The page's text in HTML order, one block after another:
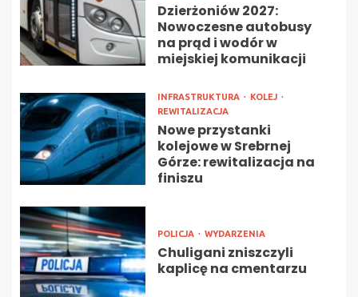
Dzierżoniów 2027:
Nowoczesne autobusy
na prąd i wodór w
miejskiej komunikacji
INFRASTRUKTURA
KOLEJ
REWITALIZACJA
Nowe przystanki
kolejowe w Srebrnej
Górze: rewitalizacja na
finiszu
POLICJA WYDARZENIA
Chuligani zniszczyli
kaplicę na cmentarzu